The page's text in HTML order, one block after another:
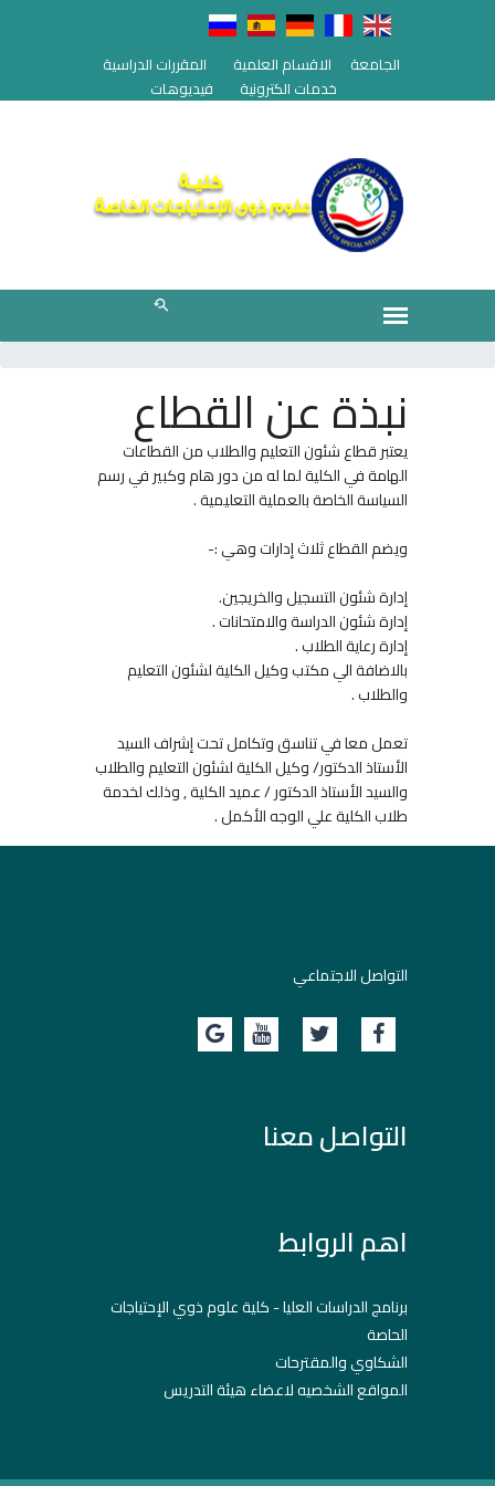
الجامعة الاقسام العلمية
المقررات الدراسية
خدمات الكترونية
فيديوهات
نبذة عن القطاع
يعتبر قطاع شئون التعليم والطلاب من القطاعات
الهامة في الكلية لما له من دور هام وكبير في رسم
السياسة الخاصة بالعملية التعليمية .
ويضم القطاع ثلاث إدارات وهي :-
إدارة شئون التسجيل والخريجين.
إدارة شئون الدراسة والامتحانات .
إدارة رعاية الطلاب .
بالاضافة الي مكتب وكيل الكلية لشئون التعليم
والطلاب .
تعمل معا في تناسق وتكامل تحت إشراف السيد
الأستاذ الدكتور/ وكيل الكلية لشئون التعليم والطلاب
والسيد الأستاذ الدكتور / عميد الكلية , وذلك لخدمة
طلاب الكلية علي الوجه الأكمل .
التواصل الاجتماعي
التواصل معنا
اهم الروابط
برنامج الدراسات العليا - كلية علوم ذوي الإحتياجات
الحاصة
الشكاوي والمقترحات
المواقع الشخصيه لاعضاء هيئة التدريس